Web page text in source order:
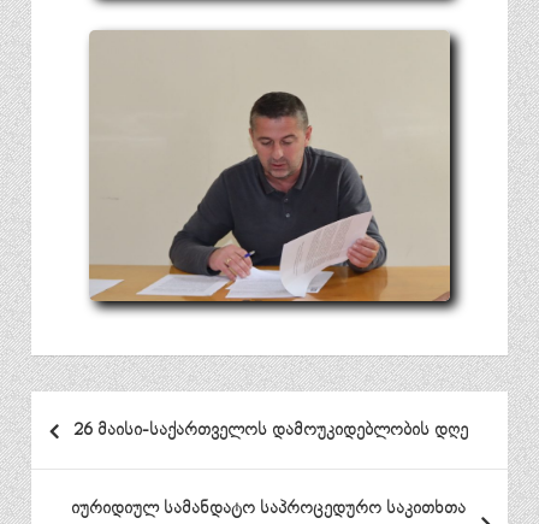
პოსტის
ნავიგაცია
26 მაისი-საქართველოს დამოუკიდებლობის დღე
იურიდიულ სამანდატო საპროცედურო საკითხთა